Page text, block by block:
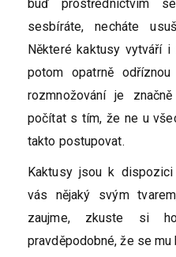
buď prostřednictvím
sesbíráte, necháte
Některé kaktusy vytváří
potom opatrně
rozmnožování je
počítat s tím, že ne u
takto postupovat.
Kaktusy jsou k
vás nějaký svým
zaujme, zkuste si
pravděpodobné, že se